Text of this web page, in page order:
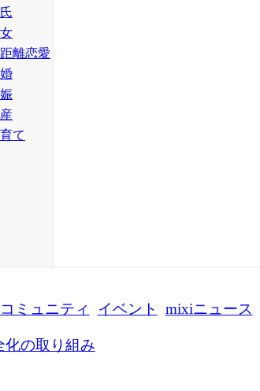
離恋愛
て
ミュニティ イベント mixiニュース
化の取り組み